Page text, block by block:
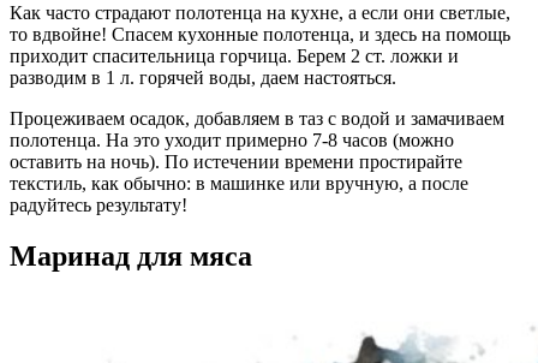
Как часто страдают полотенца на кухне, а если они светлые,
то вдвойне! Спасем кухонные полотенца, и здесь на помощь
приходит спасительница горчица. Берем 2 ст. ложки и
разводим в 1 л. горячей воды, даем настояться.
Процеживаем осадок, добавляем в таз с водой и замачиваем
полотенца. На это уходит примерно 7-8 часов (можно
оставить на ночь). По истечении времени простирайте
текстиль, как обычно: в машинке или вручную, а после
радуйтесь результату!
Маринад для мяса